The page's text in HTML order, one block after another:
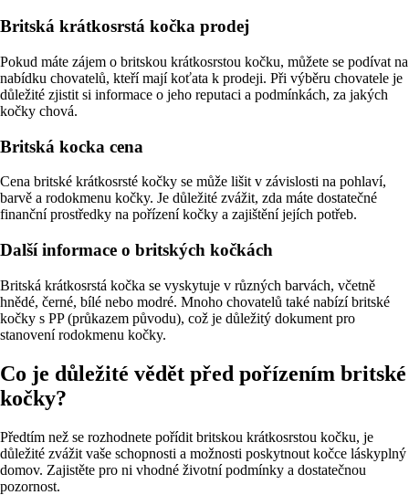
Britská krátkosrstá kočka prodej
Pokud máte zájem o britskou krátkosrstou kočku, můžete se podívat na
nabídku chovatelů, kteří mají koťata k prodeji. Při výběru chovatele je
důležité zjistit si informace o jeho reputaci a podmínkách, za jakých
kočky chová.
Britská kocka cena
Cena britské krátkosrsté kočky se může lišit v závislosti na pohlaví,
barvě a rodokmenu kočky. Je důležité zvážit, zda máte dostatečné
finanční prostředky na pořízení kočky a zajištění jejích potřeb.
Další informace o britských kočkách
Britská krátkosrstá kočka se vyskytuje v různých barvách, včetně
hnědé, černé, bílé nebo modré. Mnoho chovatelů také nabízí britské
kočky s PP (průkazem původu), což je důležitý dokument pro
stanovení rodokmenu kočky.
Co je důležité vědět před pořízením britské
kočky?
Předtím než se rozhodnete pořídit britskou krátkosrstou kočku, je
důležité zvážit vaše schopnosti a možnosti poskytnout kočce láskyplný
domov. Zajistěte pro ni vhodné životní podmínky a dostatečnou
pozornost.